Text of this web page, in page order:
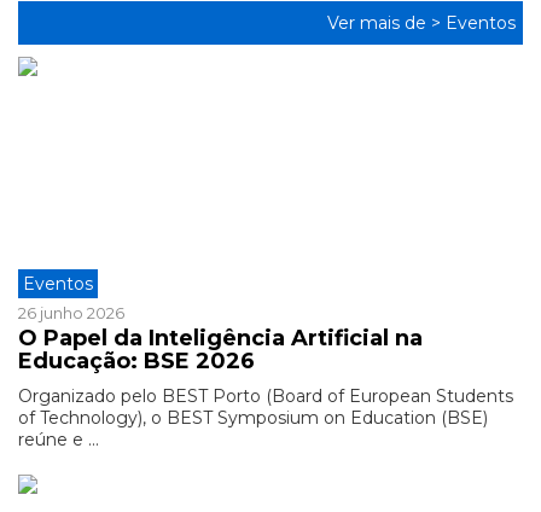
Ver mais de > Eventos
Eventos
26 junho 2026
O Papel da Inteligência Artificial na
Educação: BSE 2026
Organizado pelo BEST Porto (Board of European Students
of Technology), o BEST Symposium on Education (BSE)
reúne e ...